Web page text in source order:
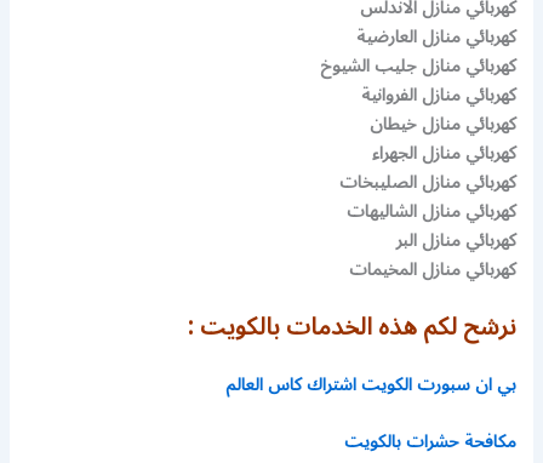
كهربائي منازل الاندلس
كهربائي منازل العارضية
كهربائي منازل جليب الشيوخ
كهربائي منازل الفروانية
كهربائي منازل خيطان
كهربائي منازل الجهراء
كهربائي منازل الصليبخات
كهربائي منازل الشاليهات
كهربائي منازل البر
كهربائي منازل المخيمات
نرشح لكم هذه الخدمات بالكويت :
بي ان سبورت الكويت اشتراك كاس العالم
مكافحة حشرات بالكويت